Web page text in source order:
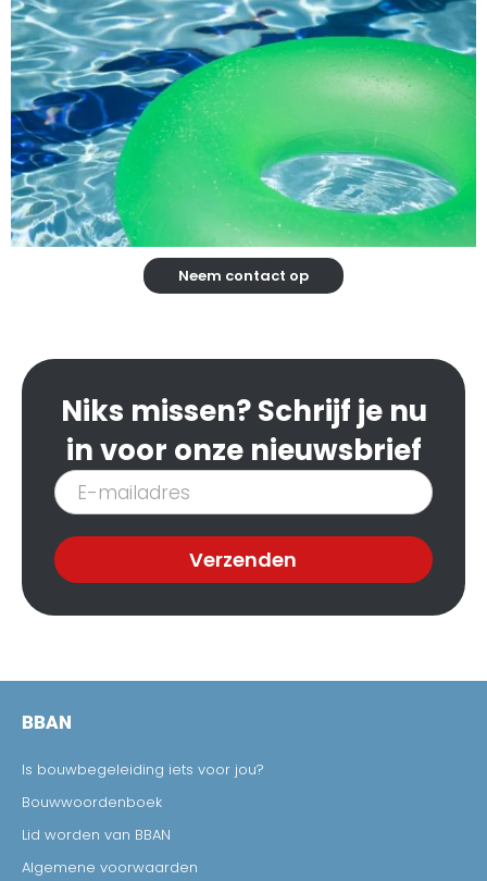
Neem contact op
Niks missen? Schrijf je nu
in voor onze nieuwsbrief
Inschrijven
nieuwsbrief
Verzenden
BBAN
Is bouwbegeleiding iets voor jou?
Bouwwoordenboek
Lid worden van BBAN
Algemene voorwaarden